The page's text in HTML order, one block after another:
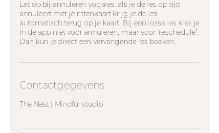
Let op bij annuleren yogales: als je de les op tijd
annuleert met je rittenkaart krijg je de les
automatisch terug op je kaart. Bij een losse les kies je
in de app niet voor annuleren, maar voor ‘reschedule’.
Dan kun je direct een vervangende les boeken.
Contactgegevens
The Nest | Mindful studio